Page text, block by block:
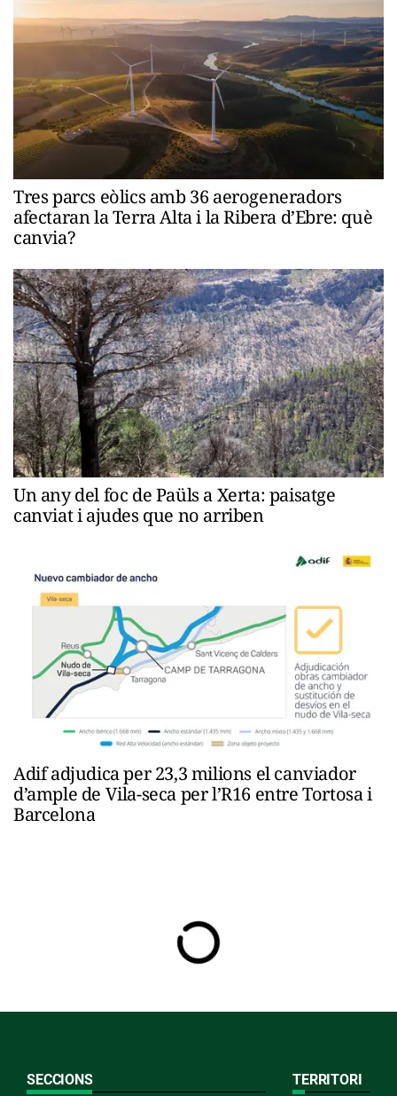
Tres parcs eòlics amb 36 aerogeneradors
afectaran la Terra Alta i la Ribera d’Ebre: què
canvia?
Un any del foc de Paüls a Xerta: paisatge
canviat i ajudes que no arriben
Adif adjudica per 23,3 milions el canviador
d’ample de Vila-seca per l’R16 entre Tortosa i
Barcelona
SECCIONS TERRITORI